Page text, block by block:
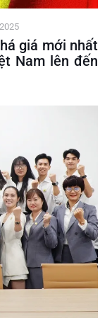
giá mới nhất
Nam lên đến